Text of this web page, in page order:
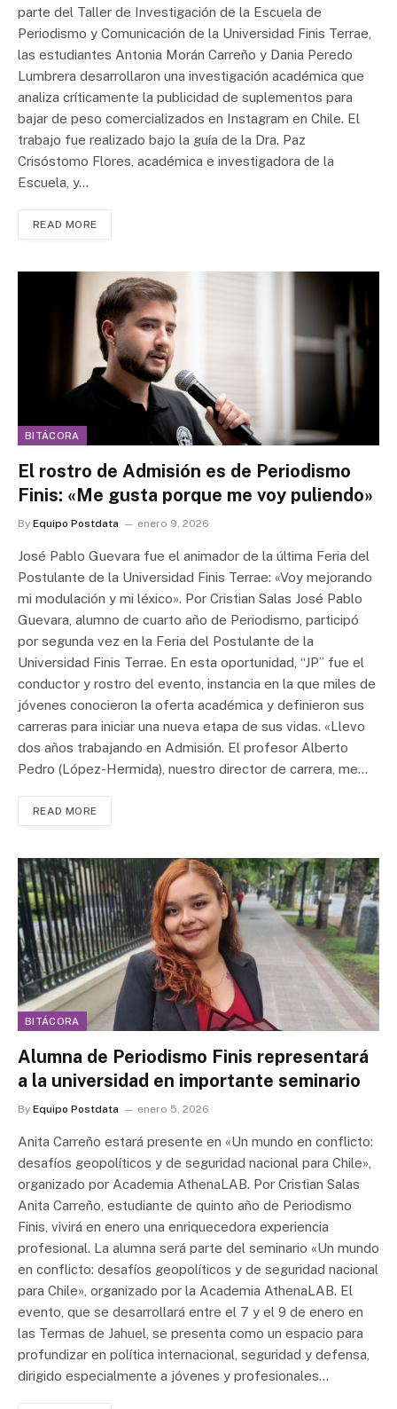
parte del Taller de Investigación de la Escuela de
Periodismo y Comunicación de la Universidad Finis Terrae,
las estudiantes Antonia Morán Carreño y Dania Peredo
Lumbrera desarrollaron una investigación académica que
analiza críticamente la publicidad de suplementos para
bajar de peso comercializados en Instagram en Chile. El
trabajo fue realizado bajo la guía de la Dra. Paz
Crisóstomo Flores, académica e investigadora de la
Escuela, y…
READ MORE
BITÁCORA
El rostro de Admisión es de Periodismo
Finis: «Me gusta porque me voy puliendo»
By Equipo Postdata enero 9, 2026
José Pablo Guevara fue el animador de la última Feria del
Postulante de la Universidad Finis Terrae: «Voy mejorando
mi modulación y mi léxico». Por Cristian Salas José Pablo
Guevara, alumno de cuarto año de Periodismo, participó
por segunda vez en la Feria del Postulante de la
Universidad Finis Terrae. En esta oportunidad, “JP” fue el
conductor y rostro del evento, instancia en la que miles de
jóvenes conocieron la oferta académica y definieron sus
carreras para iniciar una nueva etapa de sus vidas. «Llevo
dos años trabajando en Admisión. El profesor Alberto
Pedro (López-Hermida), nuestro director de carrera, me…
READ MORE
BITÁCORA
Alumna de Periodismo Finis representará
a la universidad en importante seminario
By Equipo Postdata enero 5, 2026
Anita Carreño estará presente en «Un mundo en conflicto:
desafíos geopolíticos y de seguridad nacional para Chile»,
organizado por Academia AthenaLAB. Por Cristian Salas
Anita Carreño, estudiante de quinto año de Periodismo
Finis, vivirá en enero una enriquecedora experiencia
profesional. La alumna será parte del seminario «Un mundo
en conflicto: desafíos geopolíticos y de seguridad nacional
para Chile», organizado por la Academia AthenaLAB. El
evento, que se desarrollará entre el 7 y el 9 de enero en
las Termas de Jahuel, se presenta como un espacio para
profundizar en política internacional, seguridad y defensa,
dirigido especialmente a jóvenes y profesionales…